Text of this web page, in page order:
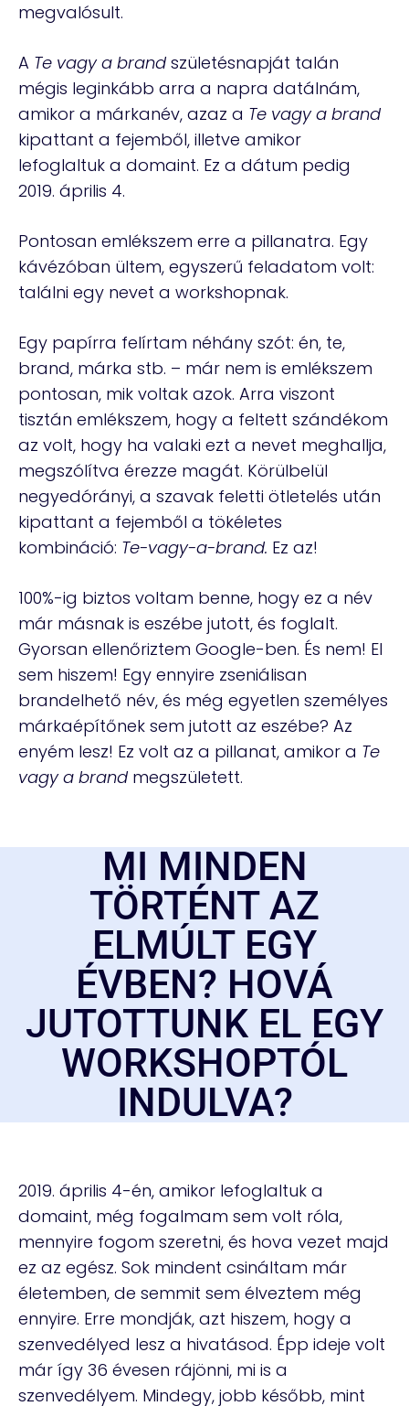
megvalósult.
A Te vagy a brand születésnapját talán
mégis leginkább arra a napra datálnám,
amikor a márkanév, azaz a Te vagy a brand
kipattant a fejemből, illetve amikor
lefoglaltuk a domaint. Ez a dátum pedig
2019. április 4.
Pontosan emlékszem erre a pillanatra. Egy
kávézóban ültem, egyszerű feladatom volt:
találni egy nevet a workshopnak.
Egy papírra felírtam néhány szót: én, te,
brand, márka stb. – már nem is emlékszem
pontosan, mik voltak azok. Arra viszont
tisztán emlékszem, hogy a feltett szándékom
az volt, hogy ha valaki ezt a nevet meghallja,
megszólítva érezze magát. Körülbelül
negyedórányi, a szavak feletti ötletelés után
kipattant a fejemből a tökéletes
kombináció: Te-vagy-a-brand. Ez az!
100%-ig biztos voltam benne, hogy ez a név
már másnak is eszébe jutott, és foglalt.
Gyorsan ellenőriztem Google-ben. És nem! El
sem hiszem! Egy ennyire zseniálisan
brandelhető név, és még egyetlen személyes
márkaépítőnek sem jutott az eszébe? Az
enyém lesz! Ez volt az a pillanat, amikor a Te
vagy a brand megszületett.
MI MINDEN
TÖRTÉNT AZ
ELMÚLT EGY
ÉVBEN? HOVÁ
JUTOTTUNK EL EGY
WORKSHOPTÓL
INDULVA?
2019. április 4-én, amikor lefoglaltuk a
domaint, még fogalmam sem volt róla,
mennyire fogom szeretni, és hova vezet majd
ez az egész. Sok mindent csináltam már
életemben, de semmit sem élveztem még
ennyire. Erre mondják, azt hiszem, hogy a
szenvedélyed lesz a hivatásod. Épp ideje volt
már így 36 évesen rájönni, mi is a
szenvedélyem. Mindegy, jobb később, mint